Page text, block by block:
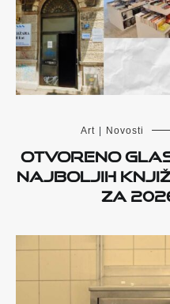
Art Novosti
Otvoreno
najboljih
za